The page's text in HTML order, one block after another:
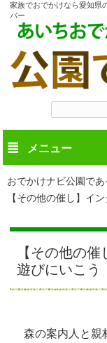
家族でおでかけなら愛知県
バー
メニュー
おでかけナビ公園であ
【その他の催し】イ
【その他の
遊びにいこう
森の案内人と親